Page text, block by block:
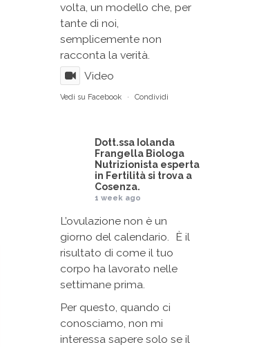
volta, un modello che, per
tante di noi,
semplicemente non
racconta la verità.
Video
Vedi su Facebook · Condividi
Dott.ssa Iolanda
Frangella Biologa
Nutrizionista esperta
in Fertilità si trova a
Cosenza.
1 week ago
L’ovulazione non è un
giorno del calendario. È il
risultato di come il tuo
corpo ha lavorato nelle
settimane prima.
Per questo, quando ci
conosciamo, non mi
interessa sapere solo se il